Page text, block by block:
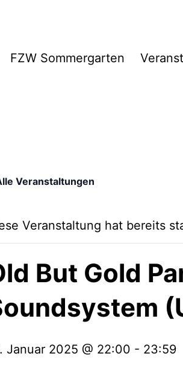
FZW Sommergarten
Veranstaltungen
Veranstaltung hat bereits
But Gold
Januar 2025 @ 22:00 - 23:59